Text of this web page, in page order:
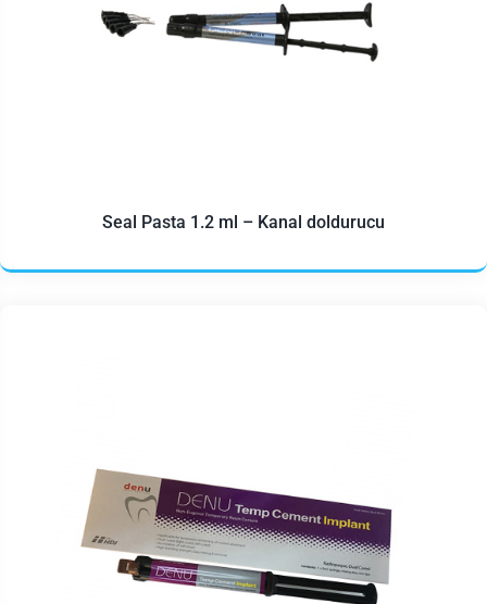
Seal Pasta 1.2 ml – Kanal doldurucu